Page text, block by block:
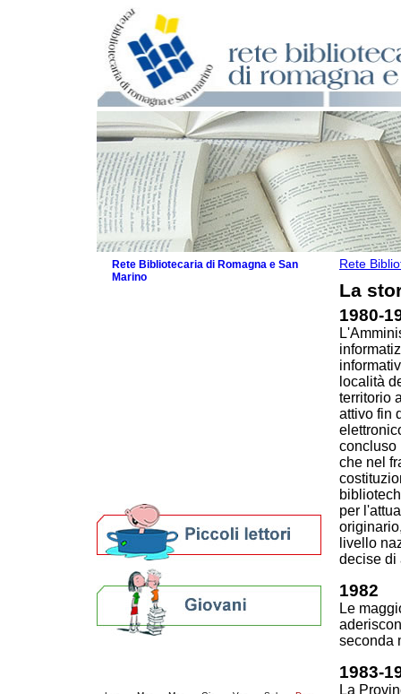
Rete
La
1980-
località
territorio
attivo fin
concluso
che nel
per
livello
decise di
1982
Le
seconda
1983-
La
Rete Bibliotecaria di Romagna e San
Marino